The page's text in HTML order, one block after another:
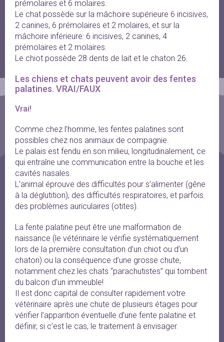
prémolaires et 6 molaires.
Le chat possède sur la mâchoire supérieure 6 incisives,
2 canines, 6 prémolaires et 2 molaires, et sur la
mâchoire inférieure: 6 incisives, 2 canines, 4
prémolaires et 2 molaires.
Le chiot possède 28 dents de lait et le chaton 26.
Les chiens et chats peuvent avoir des fentes
palatines. VRAI/FAUX
Vrai!
Comme chez l’homme, les fentes palatines sont
possibles chez nos animaux de compagnie.
Le palais est fendu en son milieu, longitudinalement, ce
qui entraîne une communication entre la bouche et les
cavités nasales.
L’animal éprouve des difficultés pour s’alimenter (gêne
à la déglutition), des difficultés respiratoires, et parfois
des problèmes auriculaires (otites).
La fente palatine peut être une malformation de
naissance (le vétérinaire le vérifie systématiquement
lors de la première consultation d’un chiot ou d’un
chaton) ou la conséquence d’une grosse chute,
notamment chez les chats “parachutistes” qui tombent
du balcon d’un immeuble!
Il est donc capital de consulter rapidement votre
vétérinaire après une chute de plusieurs étages pour
vérifier l’apparition éventuelle d’une fente palatine et
définir, si c’est le cas, le traitement à envisager.